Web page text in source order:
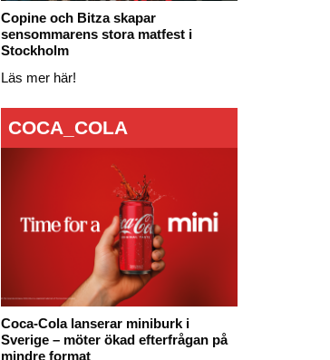
Copine och Bitza skapar
sensommarens stora matfest i
Stockholm
Läs mer här!
COCA_COLA
Coca-Cola lanserar miniburk i
Sverige – möter ökad efterfrågan på
mindre format